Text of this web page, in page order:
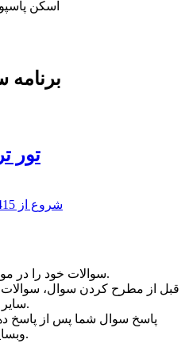
اسکن پاسپورت با 7 ماه
برنامه
تور
شروع از 415دلار + 110000000
سوالات خود را دردر اینجا بپرسید.
قبل از مطرح کردن سوال،
سایر مسافران را مطالعه کنید.
پاسخ سوال شما پس از پاسخ
وبسایت نمایش داده خواهد شد.